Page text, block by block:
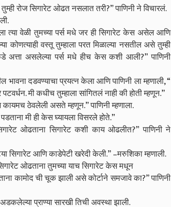
रोज सिगारेट ओढत नसलात तरी?” पाणिनी ने विचारलं.
त्या वेळी तुमच्या पर्स मधे जर ही सिगारेट केस असेल आणि
कोणत्याही वस्तू तुम्हाला परत मिळाल्या नसतील असे तुम्ही
असलेल्या पर्स मधे हीच केस कशी आली?” पाणिनी
दडवण्याचा प्रयत्न केला आणि पाणिनी ला म्हणाली, “
मी कधीच तुम्हाला सांगितलं नाही की होती म्हणून.”
कायमच ठेवलेली असते म्हणून.” पाणिनी म्हणाला.
मी ही केस घ्यायला विसरले होते.”
ओढताना सिगारेट कशी काय ओढलीत?” पाणिनी ने
सिगारेट आणि काडेपेटी खरेदी केली.” –मरुशिका म्हणाली.
ओढताना तुमच्या याच सिगारेट केस मधून
कामोद ची चूक झाली असे कोर्टाने समजावे का?” पाणिनी
प्राण्या सारखी तिची अवस्था झाली.